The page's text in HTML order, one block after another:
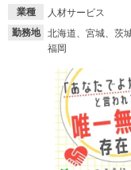
業種
人材サービス
勤務地
北海道、宮城、茨
福岡